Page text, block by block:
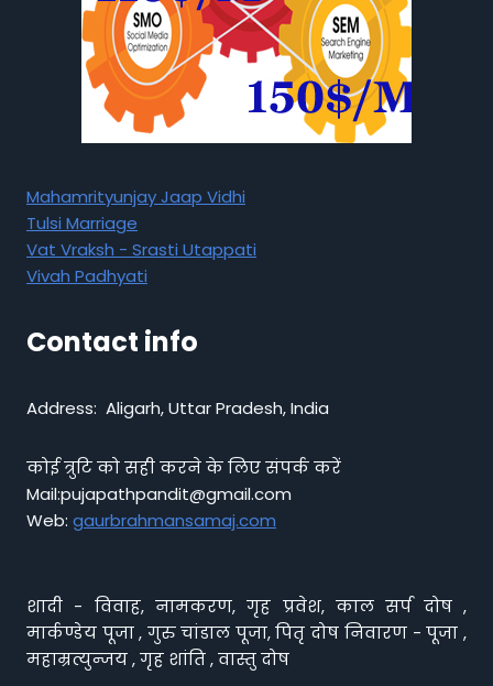
Mahamrityunjay Jaap Vidhi
Tulsi Marriage
Vat Vraksh - Srasti Utappati
Vivah Padhyati
Contact info
Address: Aligarh, Uttar Pradesh, India
कोई त्रुटि को सही करने के लिए संपर्क करें
Mail:pujapathpandit@gmail.com
Web: gaurbrahmansamaj.com
शादी - विवाह, नामकरण, गृह प्रवेश, काल सर्प दोष ,
मार्कण्डेय पूजा , गुरु चांडाल पूजा, पितृ दोष निवारण - पूजा ,
महाम्रत्युन्जय , गृह शांति , वास्तु दोष